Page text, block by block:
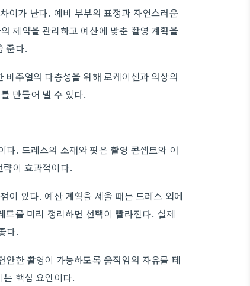
이가 난다. 예비 부부의 표정과 자연스러운
제약을 관리하고 예산에 맞춘 촬영 계획을
준다.
주얼의 다층성을 위해 로케이션과 의상의
만들어 낼 수 있다.
다. 드레스의 소재와 핏은 촬영 콘셉트와 어
이 효과적이다.
이 있다. 예산 계획을 세울 때는 드레스 외에
를 미리 정리하면 선택이 빨라진다. 실제
다.
한 촬영이 가능하도록 움직임의 자유를 테
핵심 요인이다.